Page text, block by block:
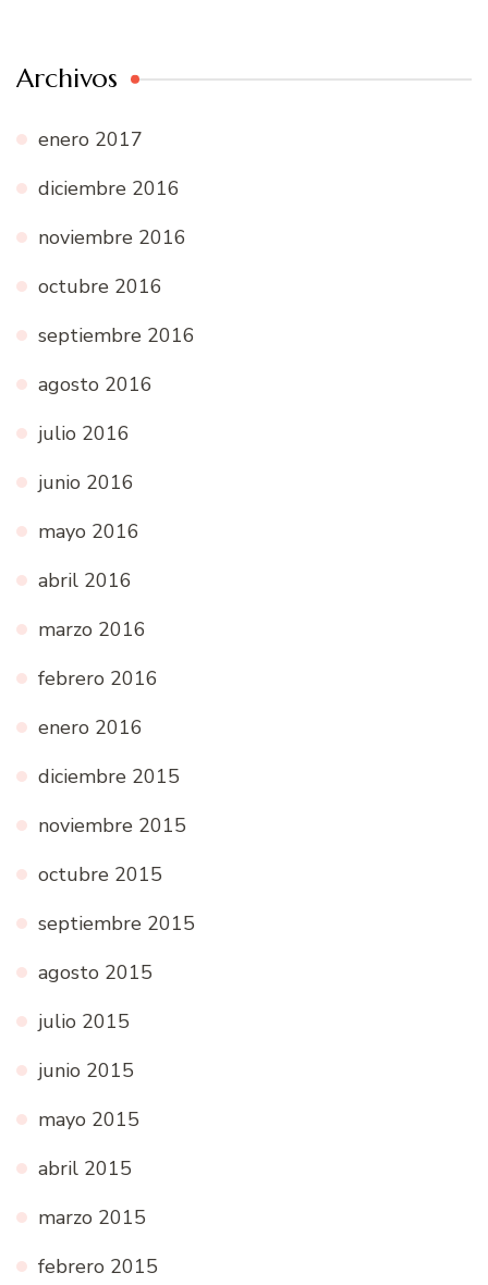
Archivos
enero 2017
diciembre 2016
noviembre 2016
octubre 2016
septiembre 2016
agosto 2016
julio 2016
junio 2016
mayo 2016
abril 2016
marzo 2016
febrero 2016
enero 2016
diciembre 2015
noviembre 2015
octubre 2015
septiembre 2015
agosto 2015
julio 2015
junio 2015
mayo 2015
abril 2015
marzo 2015
febrero 2015